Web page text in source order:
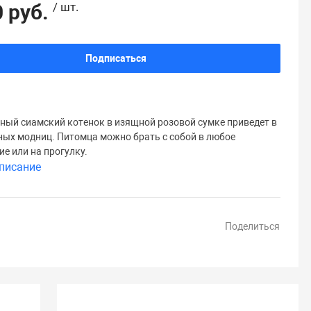
руб. / шт.
Подписаться
сиамский котенок в изящной розовой сумке приведет в
модниц. Питомца можно брать с собой в любое
или на прогулку.
Поделиться